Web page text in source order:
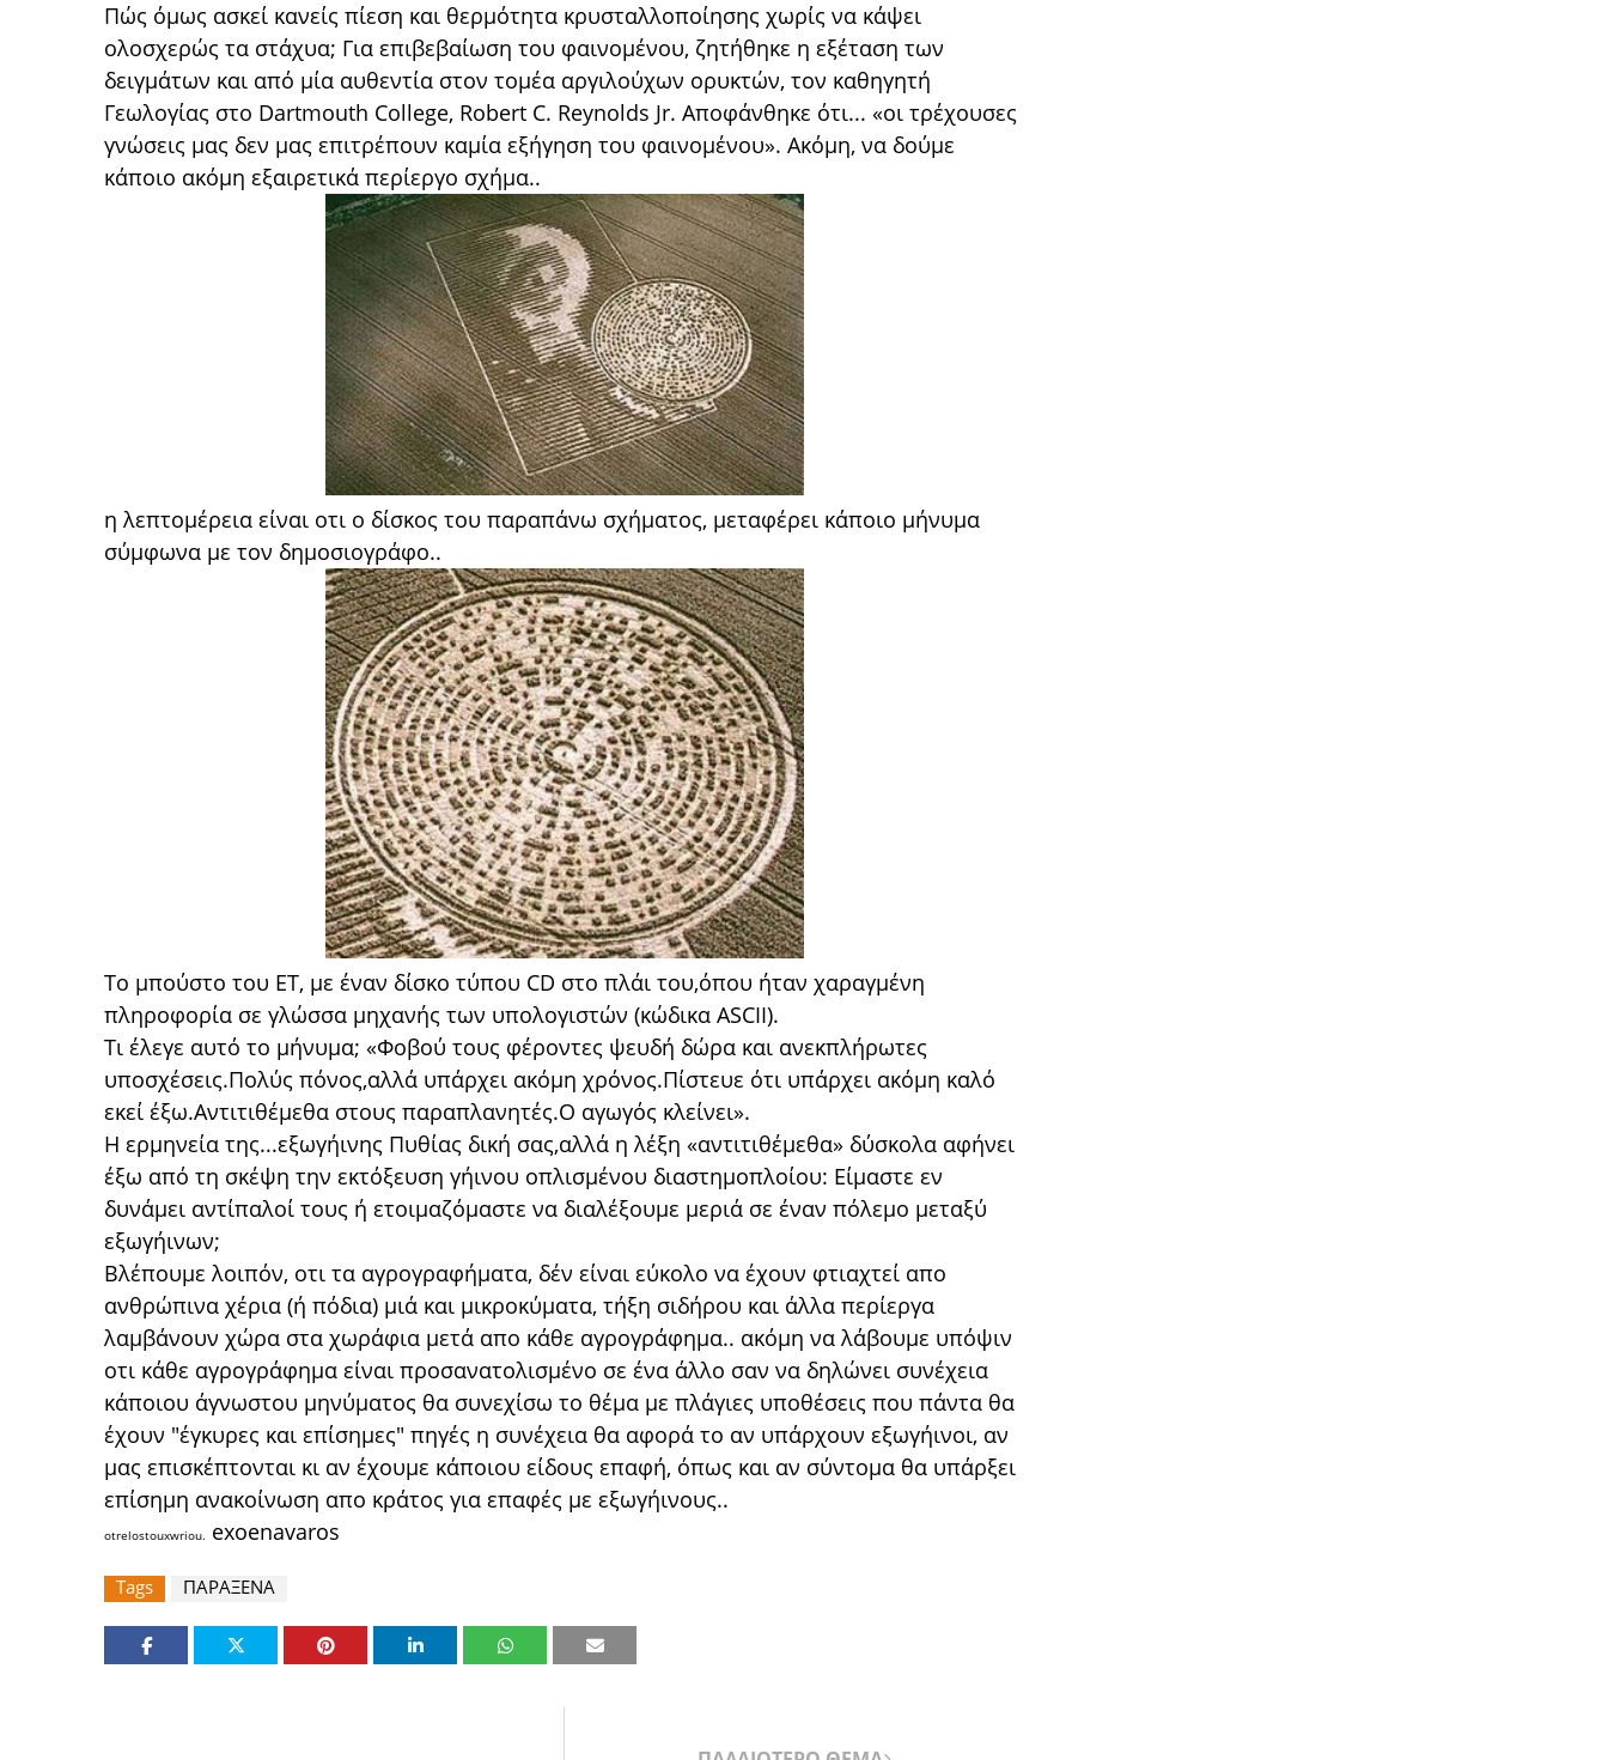
Πώς όμως ασκεί κανείς πίεση και θερμότητα κρυσταλλοποίησης χωρίς να κάψει
ολοσχερώς τα στάχυα; Για επιβεβαίωση του φαινομένου, ζητήθηκε η εξέταση των
δειγμάτων και από μία αυθεντία στον τομέα αργιλούχων ορυκτών, τον καθηγητή
Γεωλογίας στο Dartmouth College, Robert C. Reynolds Jr. Αποφάνθηκε ότι... «οι τρέχουσες
γνώσεις μας δεν μας επιτρέπουν καμία εξήγηση του φαινομένου». Ακόμη, να δούμε
κάποιο ακόμη εξαιρετικά περίεργο σχήμα..
η λεπτομέρεια είναι οτι ο δίσκος του παραπάνω σχήματος, μεταφέρει κάποιο μήνυμα
σύμφωνα με τον δημοσιογράφο..
Το μπούστο του ΕΤ, με έναν δίσκο τύπου CD στο πλάι του,όπου ήταν χαραγμένη
πληροφορία σε γλώσσα μηχανής των υπολογιστών (κώδικα ΑSCΙΙ).
Τι έλεγε αυτό το μήνυμα; «Φοβού τους φέροντες ψευδή δώρα και ανεκπλήρωτες
υποσχέσεις.Πολύς πόνος,αλλά υπάρχει ακόμη χρόνος.Πίστευε ότι υπάρχει ακόμη καλό
εκεί έξω.Αντιτιθέμεθα στους παραπλανητές.Ο αγωγός κλείνει».
Η ερμηνεία της...εξωγήινης Πυθίας δική σας,αλλά η λέξη «αντιτιθέμεθα» δύσκολα αφήνει
έξω από τη σκέψη την εκτόξευση γήινου οπλισμένου διαστημοπλοίου: Είμαστε εν
δυνάμει αντίπαλοί τους ή ετοιμαζόμαστε να διαλέξουμε μεριά σε έναν πόλεμο μεταξύ
εξωγήινων;
Βλέπουμε λοιπόν, οτι τα αγρογραφήματα, δέν είναι εύκολο να έχουν φτιαχτεί απο
ανθρώπινα χέρια (ή πόδια) μιά και μικροκύματα, τήξη σιδήρου και άλλα περίεργα
λαμβάνουν χώρα στα χωράφια μετά απο κάθε αγρογράφημα.. ακόμη να λάβουμε υπόψιν
οτι κάθε αγρογράφημα είναι προσανατολισμένο σε ένα άλλο σαν να δηλώνει συνέχεια
κάποιου άγνωστου μηνύματος θα συνεχίσω το θέμα με πλάγιες υποθέσεις που πάντα θα
έχουν "έγκυρες και επίσημες" πηγές η συνέχεια θα αφορά το αν υπάρχουν εξωγήινοι, αν
μας επισκέπτονται κι αν έχουμε κάποιου είδους επαφή, όπως και αν σύντομα θα υπάρξει
επίσημη ανακοίνωση απο κράτος για επαφές με εξωγήινους..
otrelostouxwriou. exoenavaros
Tags ΠΑΡΑΞΕΝΑ